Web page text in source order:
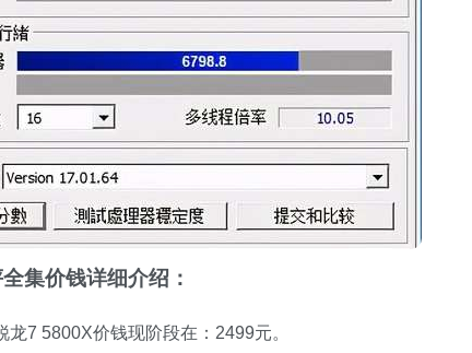
集价钱详细介绍：
7 5800X价钱现阶段在：2499元。